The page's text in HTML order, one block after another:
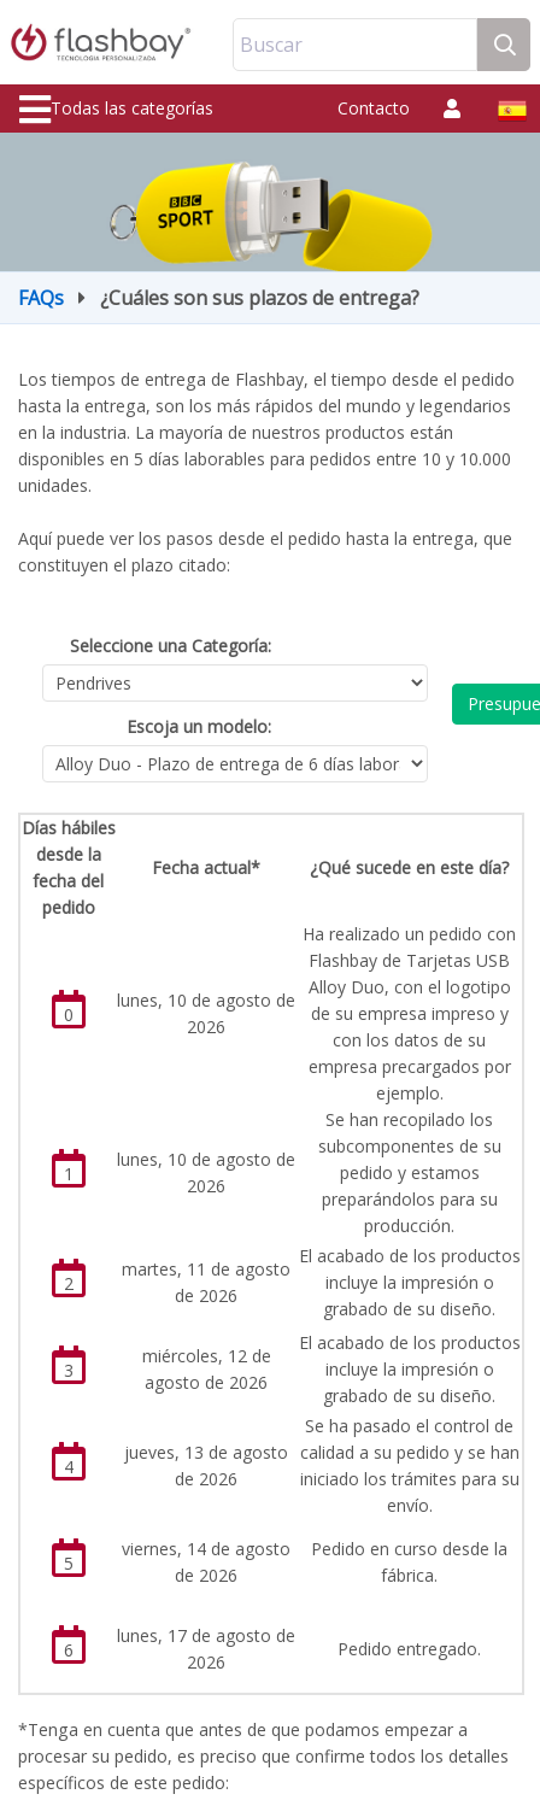
Buscar
Todas las categorías Contacto
FAQs ¿Cuáles son sus plazos de entrega?
Los tiempos de entrega de Flashbay, el tiempo desde el pedido
hasta la entrega, son los más rápidos del mundo y legendarios
en la industria. La mayoría de nuestros productos están
disponibles en 5 días laborables para pedidos entre 10 y 10.000
unidades.
Aquí puede ver los pasos desde el pedido hasta la entrega, que
constituyen el plazo citado:
Seleccione una Categoría:
Escoja un modelo:
Días hábiles
desde la
fecha del
pedido
Fecha actual* ¿Qué sucede en este día?
0
lunes, 10 de agosto de
2026
Ha realizado un pedido con
Flashbay de Tarjetas USB
Alloy Duo, con el logotipo
de su empresa impreso y
con los datos de su
empresa precargados por
ejemplo.
1
lunes, 10 de agosto de
2026
Se han recopilado los
subcomponentes de su
pedido y estamos
preparándolos para su
producción.
2
martes, 11 de agosto
de 2026
El acabado de los productos
incluye la impresión o
grabado de su diseño.
3
miércoles, 12 de
agosto de 2026
El acabado de los productos
incluye la impresión o
grabado de su diseño.
4
jueves, 13 de agosto
de 2026
Se ha pasado el control de
calidad a su pedido y se han
iniciado los trámites para su
envío.
5
viernes, 14 de agosto
de 2026
Pedido en curso desde la
fábrica.
6
lunes, 17 de agosto de
2026
Pedido entregado.
*Tenga en cuenta que antes de que podamos empezar a
procesar su pedido, es preciso que confirme todos los detalles
específicos de este pedido: